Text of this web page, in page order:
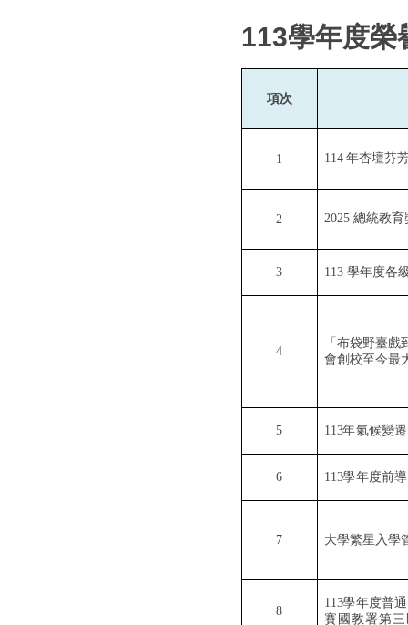
113學年度榮
項次
1 114 年杏壇芬
2 2025總統教育
3 113 學年度各
4
「布袋野臺戲
會創校至今最
5 113年氣候變
6 113學年度前
7 大學繁星入學
8
113學年度普
賽國教署第三